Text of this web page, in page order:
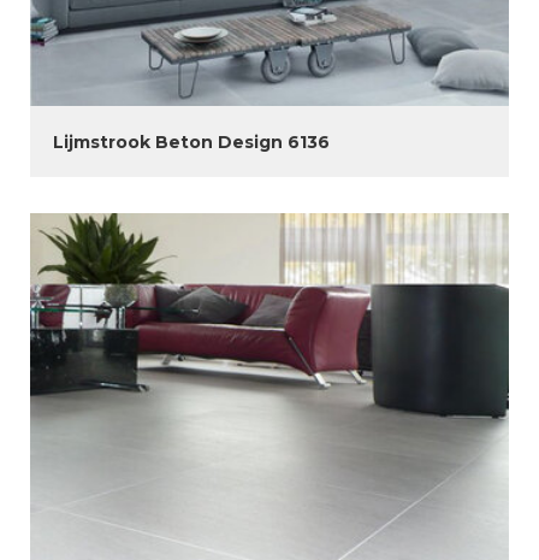
Lijmstrook Beton Design 6136